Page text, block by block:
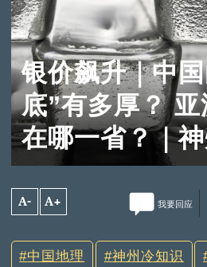
银价飙升｜中
底”有多厚？
在哪一省？｜
A- A+ 我要回应
中国地理 神州冷知识